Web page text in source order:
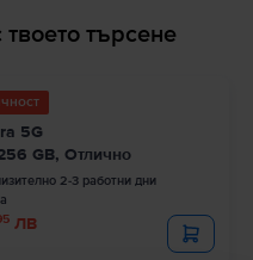
търсене
5G
GB, Отлично
2-3 работни дни
ЛВ